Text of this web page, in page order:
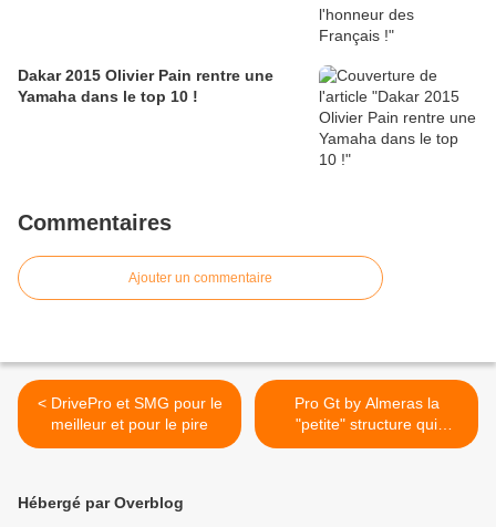
Dakar 2015 Olivier Pain rentre une
Yamaha dans le top 10 !
Commentaires
Ajouter un commentaire
< DrivePro et SMG pour le
meilleur et pour le pire
Pro Gt by Almeras la
"petite" structure qui
monte….qui monte… ! >
Hébergé par Overblog